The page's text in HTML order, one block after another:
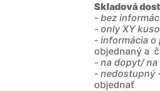
Skladová
- bez
- only XY
- informácia o
objednaný a
- na dopyt/
- nedostupný
objednať